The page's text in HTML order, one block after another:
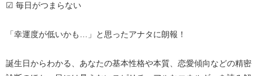
☑ 毎日がつまらない
「幸運度が低いかも…」と思ったアナタに朗報！
誕生日からわかる、あなたの基本性格や本質、恋愛傾向などの精密